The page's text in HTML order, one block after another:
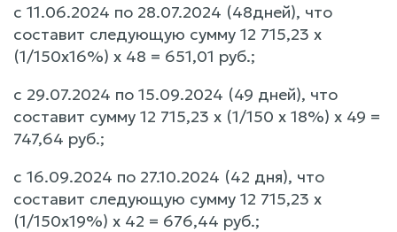
с 11.06.2024 по 28.07.2024 (48дней), что
составит следующую сумму 12 715,23 х
(1/150х16%) х 48 = 651,01 руб.;
с 29.07.2024 по 15.09.2024 (49 дней), что
составит сумму 12 715,23 х (1/150 х 18%) х 49 =
747,64 руб.;
с 16.09.2024 по 27.10.2024 (42 дня), что
составит следующую сумму 12 715,23 х
(1/150х19%) х 42 = 676,44 руб.;